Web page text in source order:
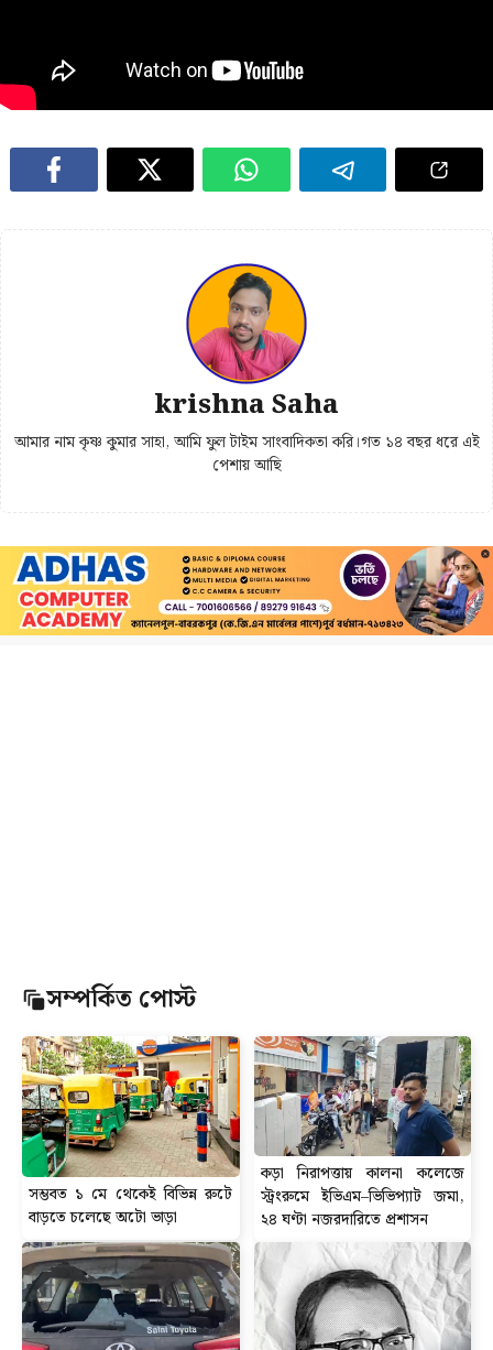
krishna Saha
আমার নাম কৃষ্ণ কুমার সাহা, আমি ফুল টাইম সাংবাদিকতা করি।গত ১৪ বছর ধরে এই
পেশায় আছি
সম্পর্কিত পোস্ট
সম্ভবত ১ মে থেকেই বিভিন্ন রুটে
বাড়তে চলেছে অটো ভাড়া
কড়া নিরাপত্তায় কালনা কলেজে
স্ট্রংরুমে ইভিএম–ভিভিপ্যাট জমা,
২৪ ঘণ্টা নজরদারিতে প্রশাসন